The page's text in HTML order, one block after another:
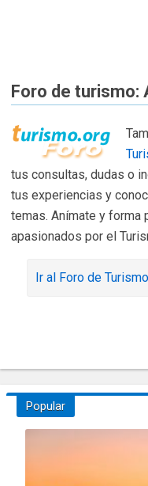
Foro de turismo:
tus consultas, dudas o
tus experiencias y
temas. Anímate y forma
apasionados por el
Ir al Foro de
Popular